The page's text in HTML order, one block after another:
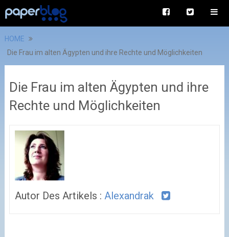
HOME
Die Frau im alten Ägypten und ihre Rechte und Möglichkeiten
Die Frau im alten Ägypten und ihre
Rechte und Möglichkeiten
Autor Des Artikels : Alexandrak